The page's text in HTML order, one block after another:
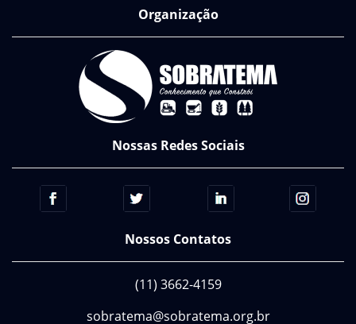
Organização
Nossas Redes Sociais
Nossos Contatos
(11) 3662-4159
sobratema@sobratema.org.br